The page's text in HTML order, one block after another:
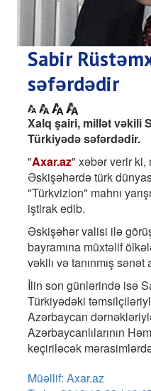
Sabir
səfərdədir
Xalq şairi, millət vəkili
Türkiyədə səfərdədir.
"Axar.az" xəbər verir ki,
Əskişəhərdə türk
"Türkvizion" mahnı
iştirak edib.
Əskişəhər valisi ilə
bayramına müxtəlif
vəkilı və tanınmış
İlin son günlərində isə
Türkiyədəki
Azərbaycan
Azərbaycanlılarının
keçiriləcək
Müəllif: Axar.az